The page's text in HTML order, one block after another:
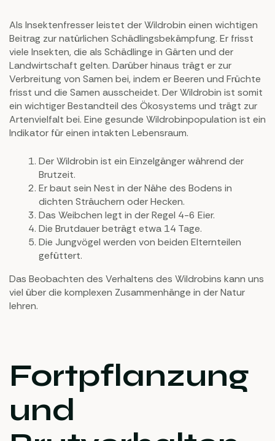
Als Insektenfresser leistet der Wildrobin einen wichtigen
Beitrag zur natürlichen Schädlingsbekämpfung. Er frisst
viele Insekten, die als Schädlinge in Gärten und der
Landwirtschaft gelten. Darüber hinaus trägt er zur
Verbreitung von Samen bei, indem er Beeren und Früchte
frisst und die Samen ausscheidet. Der Wildrobin ist somit
ein wichtiger Bestandteil des Ökosystems und trägt zur
Artenvielfalt bei. Eine gesunde Wildrobinpopulation ist ein
Indikator für einen intakten Lebensraum.
Der Wildrobin ist ein Einzelgänger während der
Brutzeit.
Er baut sein Nest in der Nähe des Bodens in
dichten Sträuchern oder Hecken.
Das Weibchen legt in der Regel 4-6 Eier.
Die Brutdauer beträgt etwa 14 Tage.
Die Jungvögel werden von beiden Elternteilen
gefüttert.
Das Beobachten des Verhaltens des Wildrobins kann uns
viel über die komplexen Zusammenhänge in der Natur
lehren.
Fortpflanzung
und